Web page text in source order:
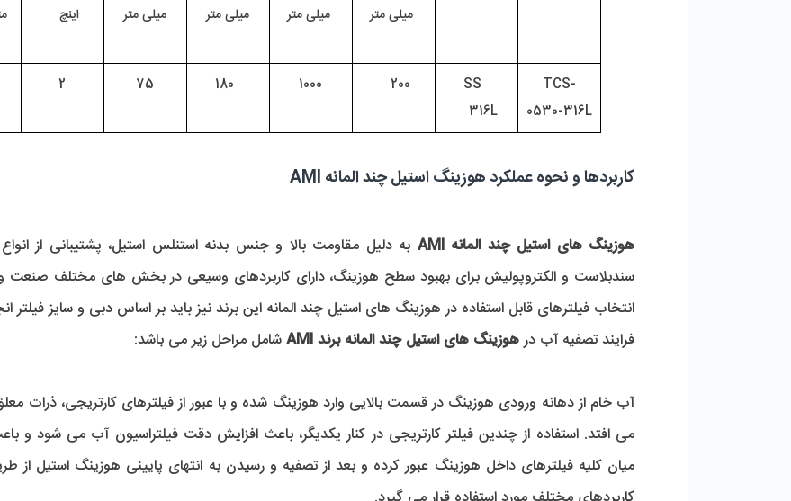
میلی متر میلی متر میلی متر میلی متر اینچ
TCS-
0530-316L
SS
316L
200
2
کاربردها و نحوه عملکرد هوزینگ استیل چند المانه AMI
هوزینگ های استیل چند المانه AMI
انتخاب فیلترهای قابل استفاده در هوزینگ های استیل چند المانه این برند نیز باید بر اساس دبی و سایز فیلتر
فرایند تصفیه آب در هوزینگ های استیل چند المانه برند AMI شامل مراحل زیر می باشد: